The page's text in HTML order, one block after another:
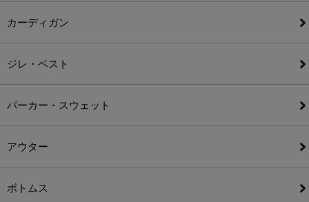
カーディガン
ジレ・ベスト
パーカー・スウェット
アウター
ボトムス